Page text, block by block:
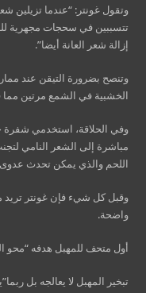
وتقول غونتر: “عندما تزيلين
تتسببين في سحجات مجهرية
إزالة شعر العانة أيضا”.
وتنصح بضرورة التيقن عند
الخشبية في الشمع مرتين
وفي الحلاقة، استخدمي شفرة
مباشرة إلى الشعر النامي
اللحم والذي يمكن تحدث
وقبل كل شيء فإن غونتر تريد
واضحة.
أول متحف للمهبل هدفه “محو
تبخير المهبل لا يعالجه بل